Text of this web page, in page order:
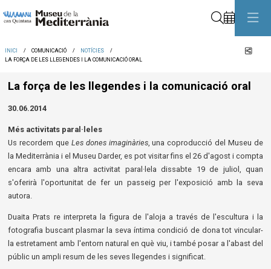
INICI COMUNICACIÓ
NOTÍCIES
LA FORÇA DE LES LLEGENDES I LA COMUNICACIÓ ORAL
La força de les llegendes i la comunicació oral
30.06.2014
Més activitats paral·leles
Us recordem que Les dones imaginàries, una coproducció del Museu de
la Mediterrània i el Museu Darder, es pot visitar fins el 26 d'agost i compta
encara amb una altra activitat paral·lela dissabte 19 de juliol, quan
s'oferirà l'oportunitat de fer un passeig per l'exposició amb la seva
autora.
Duaita Prats re interpreta la figura de l'aloja a través de l'escultura i la
fotografia buscant plasmar la seva íntima condició de dona tot vincular-
la estretament amb l'entorn natural en què viu, i també posar a l'abast del
públic un ampli resum de les seves llegendes i significat.